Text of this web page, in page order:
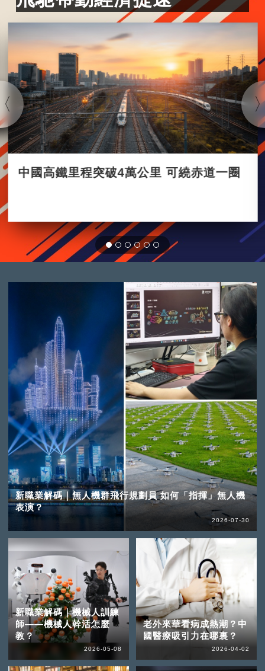
中國高鐵里程突破4萬公里 可繞赤道一圈
新職業解碼｜無人機群飛行規劃員 如何「指揮」無人機
表演？
2026-07-30
新職業解碼｜機械人訓練
師——機械人幹活怎麼
教？
2026-05-08
老外來華看病成熱潮？中
國醫療吸引力在哪裏？
2026-04-02